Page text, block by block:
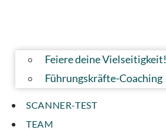
Feiere deine Vielseitigkeit!
Führungskräfte-Coaching
SCANNER-TEST
TEAM